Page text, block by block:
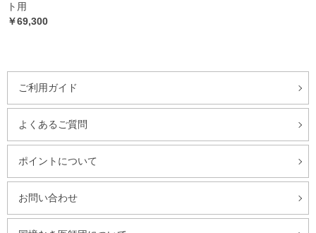
ト用
￥69,300
ご利用ガイド
よくあるご質問
ポイントについて
お問い合わせ